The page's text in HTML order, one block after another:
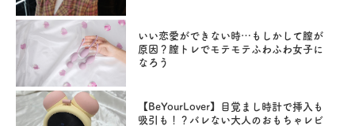
いい恋愛ができない時…もしかして膣が
原因？膣トレでモテモテふわふわ女子に
なろう
【BeYourLover】目覚まし時計で挿入も
吸引も！？バレない大人のおもちゃレビ